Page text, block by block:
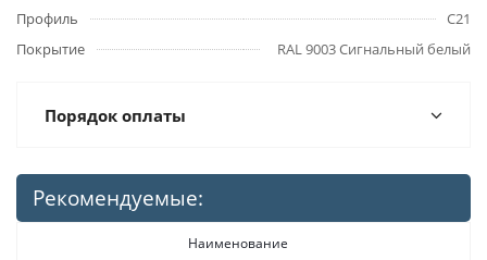
Профиль
С21
Покрытие
RAL 9003 Сигнальный белый
Порядок оплаты
Рекомендуемые:
Наименование